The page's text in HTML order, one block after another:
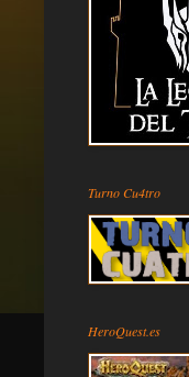
Turno Cu4tro
HeroQuest.es